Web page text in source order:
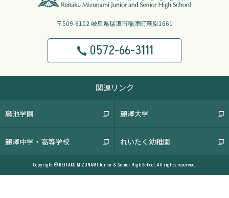
〒509-6102 岐阜県瑞浪市稲津町萩原1661
0572-66-3111
関連リンク
廣池学園 麗澤大学
麗澤中学・高等学校 れいたく幼稚園
Copyright © REITAKU MIZUNAMI Junior & Senior High School. All rights reserved.